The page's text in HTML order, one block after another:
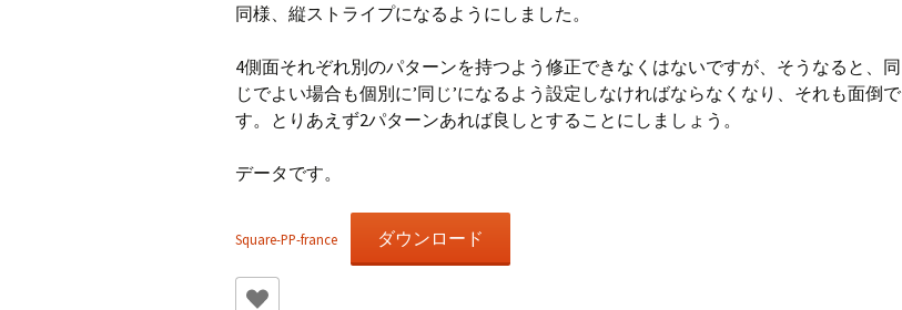
同様、縦ストライプになるようにしました。
4側面それぞれ別のパターンを持つよう修正できなくはないですが、そうなると、同
じでよい場合も個別に’同じ’になるよう設定しなければならなくなり、それも面倒で
す。とりあえず2パターンあれば良しとすることにしましょう。
データです。
Square-PP-france ダウンロード